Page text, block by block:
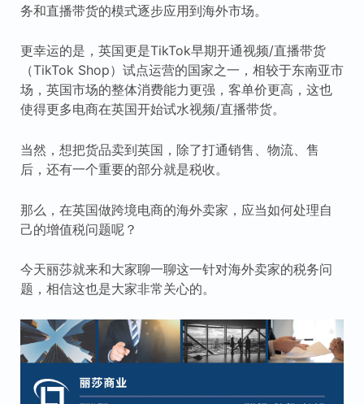
务和直播带货的模式逐步应用到海外市场。
更幸运的是，英国更是TikTok早期开通视频/直播带货
（TikTok Shop）试点运营的国家之一，相较于东南亚市
场，英国市场的整体消费能力更强，客单价更高，这也
使得更多电商在英国开始试水视频/直播带货。
当然，想把货品卖到英国，除了打通销售、物流、售
后，还有一个重要的部分就是税收。
那么，在英国做跨境电商的海外卖家，应当如何处理自
己的增值税问题呢？
今天丽莎就来和大家聊一聊这一针对海外卖家的税务问
题，相信这也是大家非常关心的。